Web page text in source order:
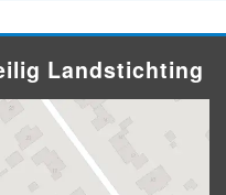
Landstichting